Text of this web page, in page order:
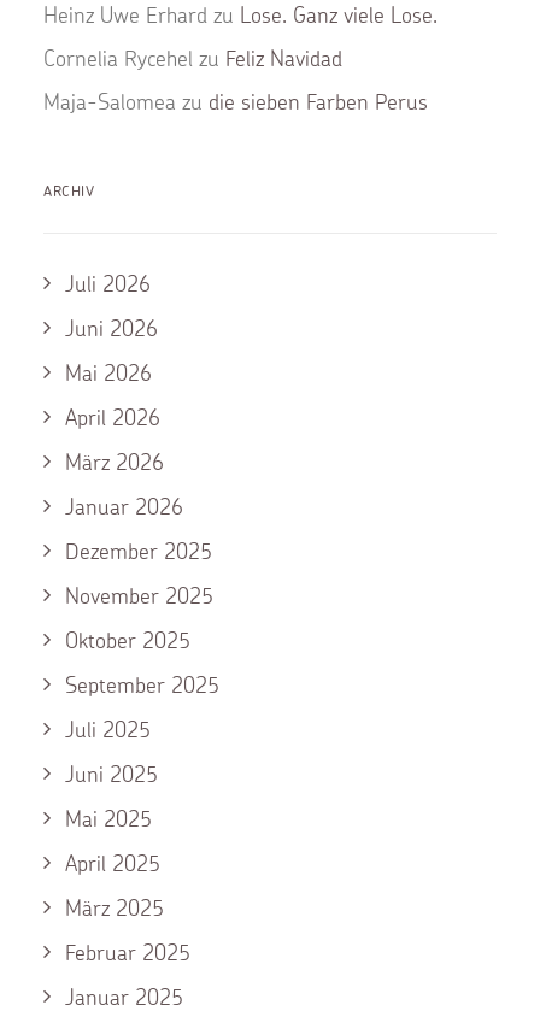
Heinz Uwe Erhard zu Lose. Ganz viele Lose.
Cornelia Rycehel zu Feliz Navidad
Maja-Salomea zu die sieben Farben Perus
ARCHIV
Juli 2026
Juni 2026
Mai 2026
April 2026
März 2026
Januar 2026
Dezember 2025
November 2025
Oktober 2025
September 2025
Juli 2025
Juni 2025
Mai 2025
April 2025
März 2025
Februar 2025
Januar 2025